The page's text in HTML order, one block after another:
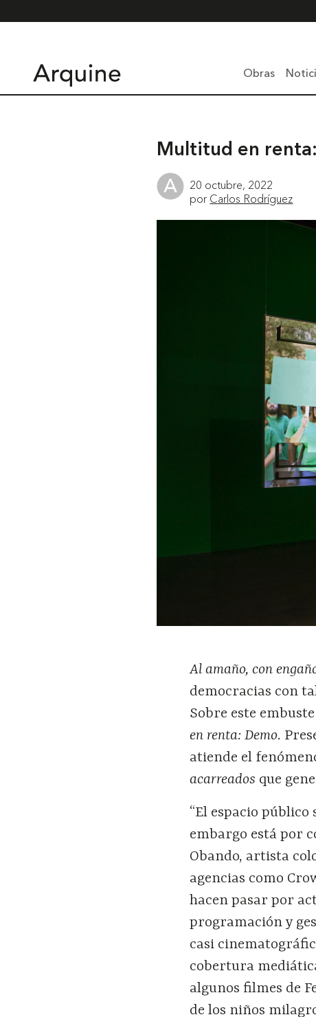
Obras
Multitud en
20 octubre, 2022
por Carlos Rodríguez
Al amaño, con
democracias con
Sobre este
en renta: Demo.
atiende el
acarreados que
“El espacio
embargo está por
Obando, artista
agencias como
hacen pasar por
programación y
casi
cobertura
algunos filmes de
de los niños